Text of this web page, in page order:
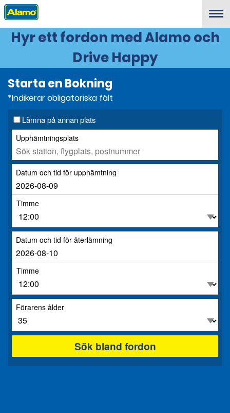
Menu
Hyr ett fordon med Alamo och
Drive Happy
Starta en Bokning
*Indikerar obligatoriska fält
Lämna på annan plats
Upphämtningsplats
Datum och tid för upphämtning
Timme
Datum och tid för återlämning
Timme
Förarens ålder
Sök bland fordon